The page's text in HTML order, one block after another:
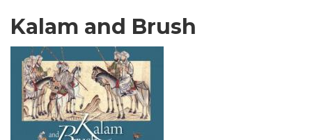
Kalam and Brush